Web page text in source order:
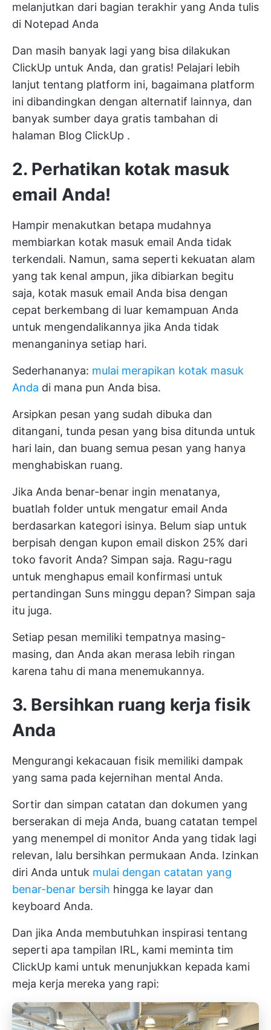
melanjutkan dari bagian terakhir yang Anda tulis
di Notepad Anda
Dan masih banyak lagi yang bisa dilakukan
ClickUp untuk Anda, dan gratis! Pelajari lebih
lanjut tentang platform ini, bagaimana platform
ini dibandingkan dengan alternatif lainnya, dan
banyak sumber daya gratis tambahan di
halaman Blog ClickUp .
2. Perhatikan kotak masuk
email Anda!
Hampir menakutkan betapa mudahnya
membiarkan kotak masuk email Anda tidak
terkendali. Namun, sama seperti kekuatan alam
yang tak kenal ampun, jika dibiarkan begitu
saja, kotak masuk email Anda bisa dengan
cepat berkembang di luar kemampuan Anda
untuk mengendalikannya jika Anda tidak
menanganinya setiap hari.
Sederhananya: mulai merapikan kotak masuk
Anda di mana pun Anda bisa.
Arsipkan pesan yang sudah dibuka dan
ditangani, tunda pesan yang bisa ditunda untuk
hari lain, dan buang semua pesan yang hanya
menghabiskan ruang.
Jika Anda benar-benar ingin menatanya,
buatlah folder untuk mengatur email Anda
berdasarkan kategori isinya. Belum siap untuk
berpisah dengan kupon email diskon 25% dari
toko favorit Anda? Simpan saja. Ragu-ragu
untuk menghapus email konfirmasi untuk
pertandingan Suns minggu depan? Simpan saja
itu juga.
Setiap pesan memiliki tempatnya masing-
masing, dan Anda akan merasa lebih ringan
karena tahu di mana menemukannya.
3. Bersihkan ruang kerja fisik
Anda
Mengurangi kekacauan fisik memiliki dampak
yang sama pada kejernihan mental Anda.
Sortir dan simpan catatan dan dokumen yang
berserakan di meja Anda, buang catatan tempel
yang menempel di monitor Anda yang tidak lagi
relevan, lalu bersihkan permukaan Anda. Izinkan
diri Anda untuk mulai dengan catatan yang
benar-benar bersih hingga ke layar dan
keyboard Anda.
Dan jika Anda membutuhkan inspirasi tentang
seperti apa tampilan IRL, kami meminta tim
ClickUp kami untuk menunjukkan kepada kami
meja kerja mereka yang rapi: